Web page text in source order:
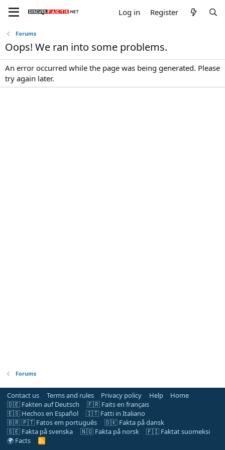
Log in Register
Forums
Oops! We ran into some problems.
An error occurred while the page was being generated. Please
try again later.
Forums
Contact us Terms and rules Privacy policy Help
Home
🇩🇪 Fakten auf Deutsch
🇫🇷 Faits en français
🇪🇸 Hechos en Español
🇮🇹 Fatti in Italiano
🇧🇷 🇵🇹 Fatos em português
🇩🇰 Fakta på dansk
🇸🇪 Fakta på svenska
🇳🇴 Fakta på norsk
🇫🇮 Faktat suomeksi
🌍 Facts
R